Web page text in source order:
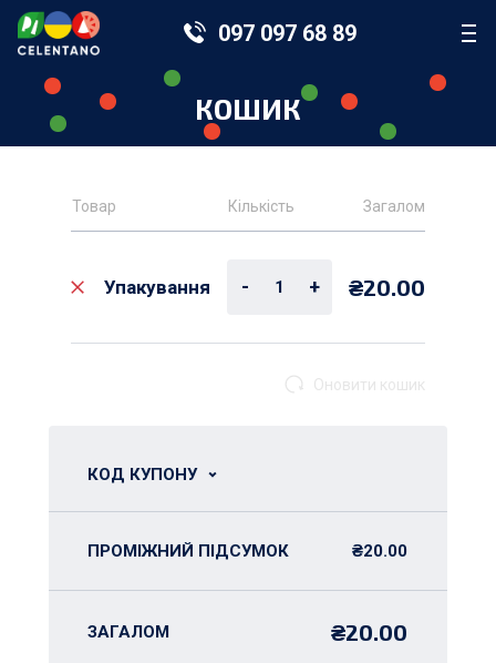
097 097 68 89
КОШИК
Товар Кількість Загалом
Упакування - + ₴20.00
КОД КУПОНУ
ПРОМІЖНИЙ ПІДСУМОК ₴20.00
ЗАГАЛОМ ₴20.00